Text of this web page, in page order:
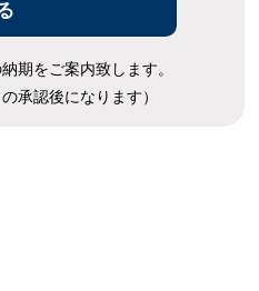
期をご案内致します。
承認後になります）